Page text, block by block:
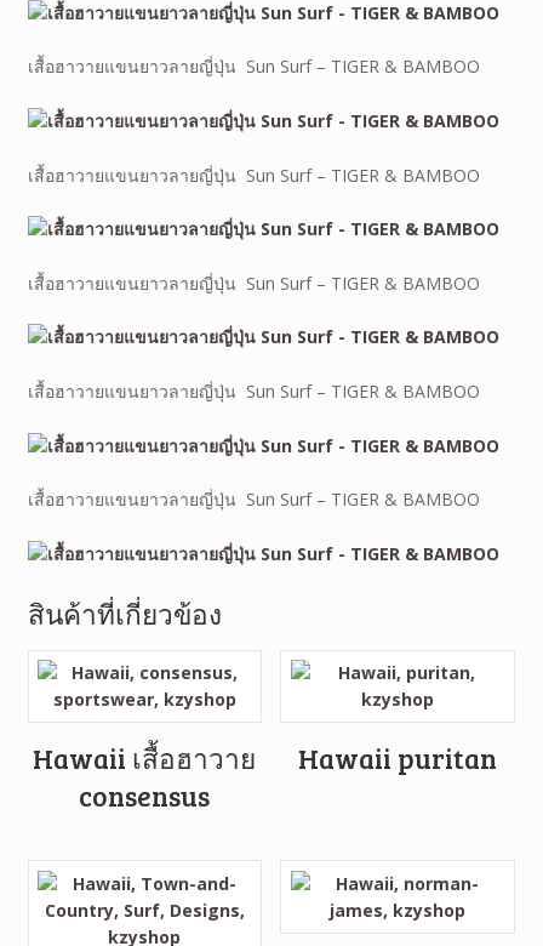
เสื้อฮาวายแขนยาวลายญี่ปุ่น Sun Surf – TIGER & BAMBOO
เสื้อฮาวายแขนยาวลายญี่ปุ่น Sun Surf – TIGER & BAMBOO
เสื้อฮาวายแขนยาวลายญี่ปุ่น Sun Surf – TIGER & BAMBOO
เสื้อฮาวายแขนยาวลายญี่ปุ่น Sun Surf – TIGER & BAMBOO
เสื้อฮาวายแขนยาวลายญี่ปุ่น Sun Surf – TIGER & BAMBOO
สินค้าที่เกี่ยวข้อง
Hawaii เสื้อฮาวาย
consensus
Hawaii puritan